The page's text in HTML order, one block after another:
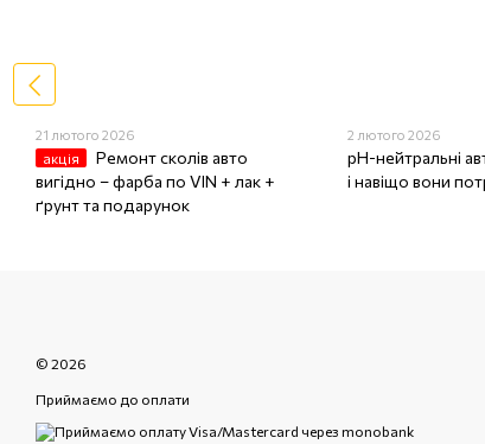
21 лютого 2026
акція
Ремонт сколів авто
вигідно – фарба по VIN + лак +
ґрунт та подарунок
2 лютого 2026
pH-нейтральні
і навіщо вони
© 2026
Приймаємо до оплати